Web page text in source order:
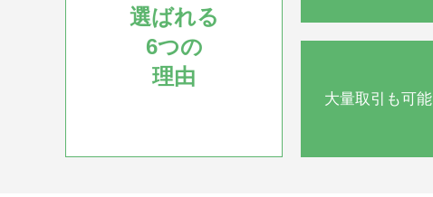
選ばれる
6つの
理由
大量取引も可能